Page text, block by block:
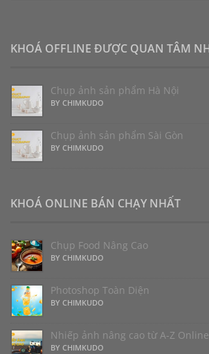
KHOÁ OFFLINE ĐƯỢC QUAN TÂM
Chụp ảnh sản phẩm Hà Nội
BY CHIMKUDO
Chụp ảnh sản phẩm Sài Gòn
BY CHIMKUDO
KHOÁ ONLINE BÁN CHẠY NHẤT
Chụp Food Nâng Cao
BY CHIMKUDO
Photoshop Toàn Diện
BY CHIMKUDO
Nhiếp ảnh nâng cao từ A-Z Online
BY CHIMKUDO